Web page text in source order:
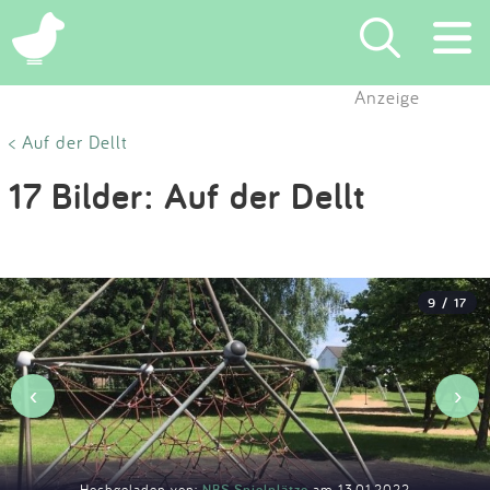
×
Eintragen
Blog
Partner
Kontakt
Anzeige
< Auf der Dellt
17 Bilder: Auf der Dellt
9 / 17
‹ ›